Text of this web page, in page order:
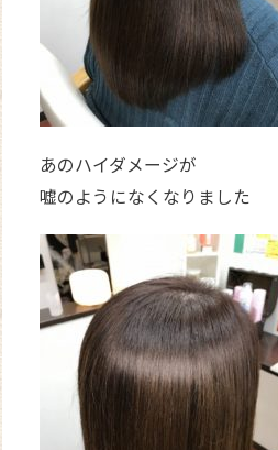
あのハイダメージが
嘘のようになくなりました